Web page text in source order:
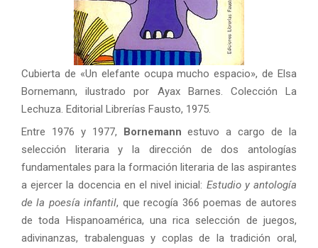
Cubierta de «Un elefante ocupa mucho espacio», de Elsa
Bornemann, ilustrado por Ayax Barnes. Colección La
Lechuza. Editorial Librerías Fausto, 1975.
Entre 1976 y 1977, Bornemann estuvo a cargo de la
selección literaria y la dirección de dos antologías
fundamentales para la formación literaria de las aspirantes
a ejercer la docencia en el nivel inicial: Estudio y antología
de la poesía infantil, que recogía 366 poemas de autores
de toda Hispanoamérica, una rica selección de juegos,
adivinanzas, trabalenguas y coplas de la tradición oral,